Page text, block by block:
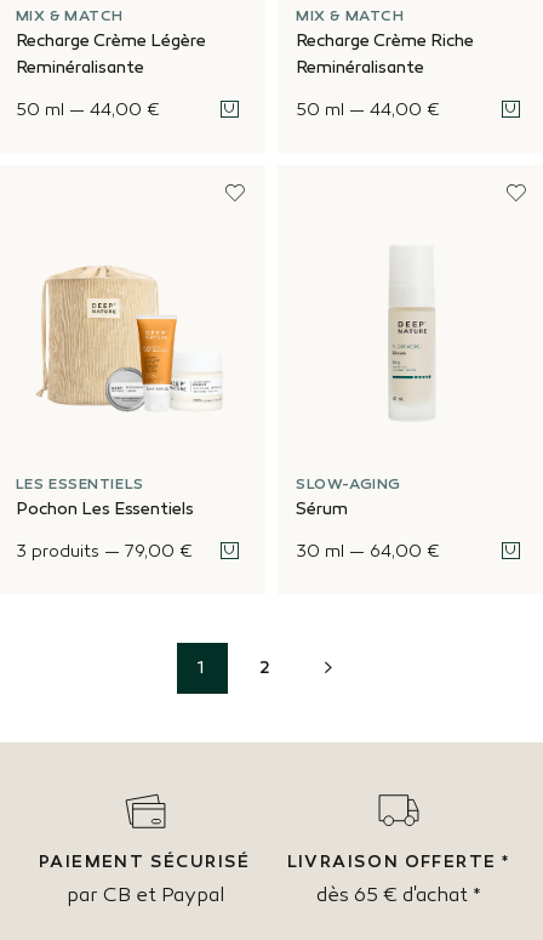
MIX & MATCH
Recharge Crème Légère
Reminéralisante
50 ml — 44,00 €
MIX & MATCH
Recharge Crème Riche
Reminéralisante
50 ml — 44,00 €
LES ESSENTIELS
Pochon Les Essentiels
3 produits — 79,00 €
SLOW-AGING
Sérum
30 ml — 64,00 €
1 2 SUIVANT
PAIEMENT SÉCURISÉ
par CB et Paypal
LIVRAISON OFFERTE *
dès 65 € d'achat *